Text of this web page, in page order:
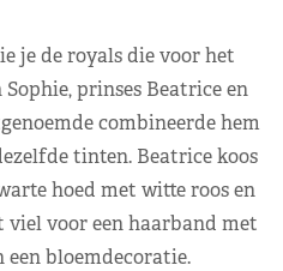
je de royals die voor het
prinses Beatrice en
combineerde hem
tinten. Beatrice koos
hoed met witte roos en
voor een haarband met
een bloemdecoratie.